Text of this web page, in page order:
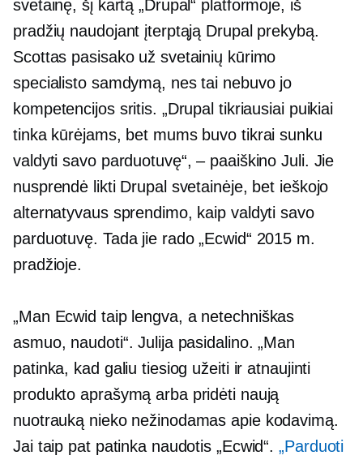
svetainę, šį kartą „Drupal“ platformoje, iš
pradžių naudojant įterptąją Drupal prekybą.
Scottas pasisako už svetainių kūrimo
specialisto samdymą, nes tai nebuvo jo
kompetencijos sritis. „Drupal tikriausiai puikiai
tinka kūrėjams, bet mums buvo tikrai sunku
valdyti savo parduotuvę“, – paaiškino Juli. Jie
nusprendė likti Drupal svetainėje, bet ieškojo
alternatyvaus sprendimo, kaip valdyti savo
parduotuvę. Tada jie rado „Ecwid“ 2015 m.
pradžioje.
„Man Ecwid taip lengva, a netechniškas
asmuo, naudoti“. Julija pasidalino. „Man
patinka, kad galiu tiesiog užeiti ir atnaujinti
produkto aprašymą arba pridėti naują
nuotrauką nieko nežinodamas apie kodavimą.
Jai taip pat patinka naudotis „Ecwid“.„Parduoti